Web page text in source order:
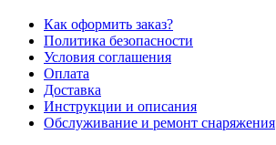
Как оформить заказ?
Политика безопасности
Условия соглашения
Оплата
Доставка
Инструкции и описания
Обслуживание и ремонт снаряжения